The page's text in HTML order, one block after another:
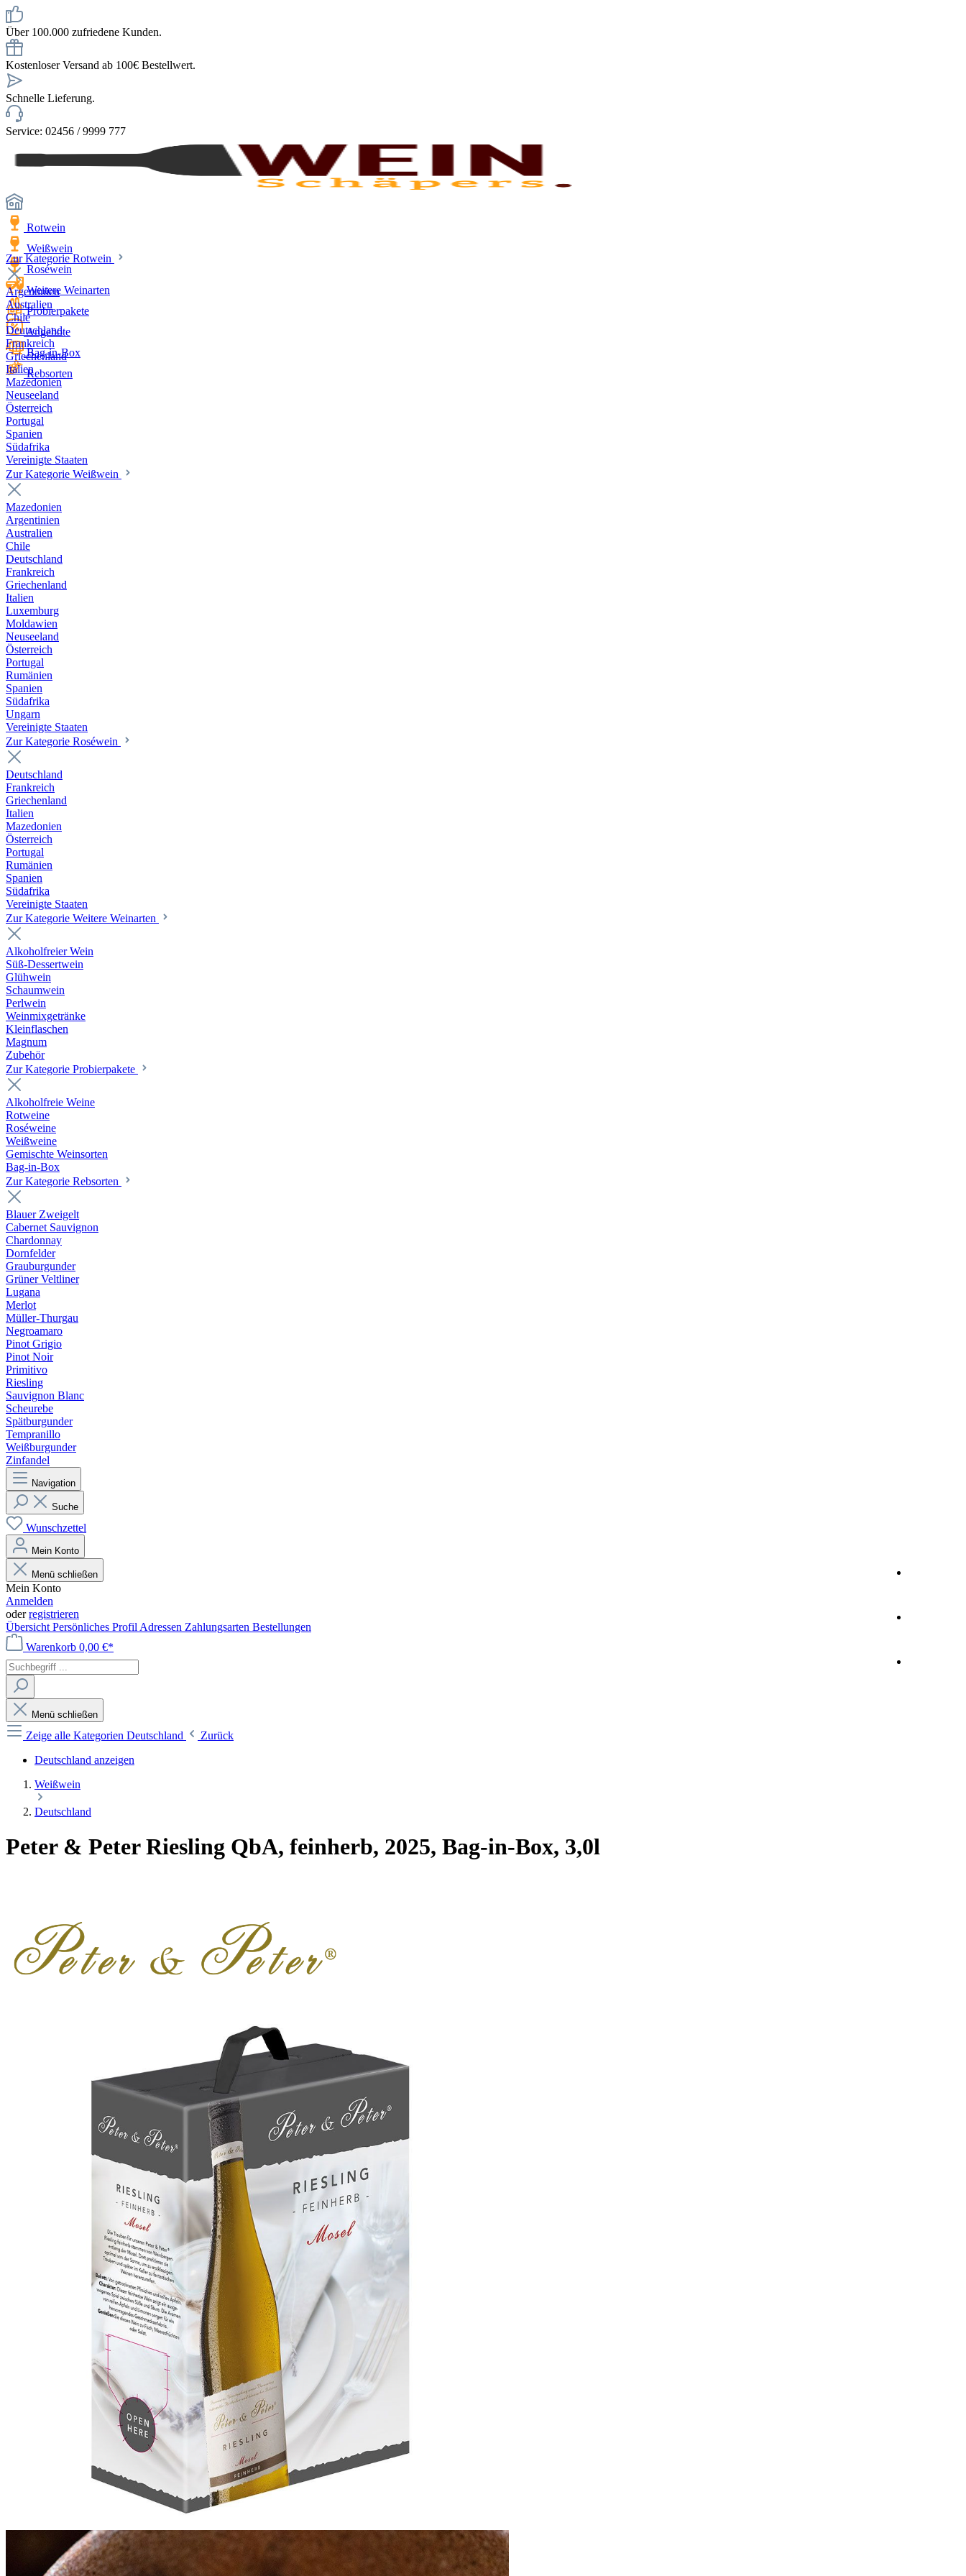
Über 100.000 zufriedene Kunden.
Kostenloser Versand ab 100€ Bestellwert.
Schnelle Lieferung.
Service: 02456 / 9999 777
Rotwein
Weißwein
Roséwein
Weitere Weinarten
Probierpakete
Angebote
Bag-in-Box
Rebsorten
Zur Kategorie Rotwein
Argentinien
Australien
Chile
Deutschland
Frankreich
Griechenland
Italien
Mazedonien
Neuseeland
Österreich
Portugal
Spanien
Südafrika
Vereinigte Staaten
Zur Kategorie Weißwein
Mazedonien
Argentinien
Australien
Chile
Deutschland
Frankreich
Griechenland
Italien
Luxemburg
Moldawien
Neuseeland
Österreich
Portugal
Rumänien
Spanien
Südafrika
Ungarn
Vereinigte Staaten
Zur Kategorie Roséwein
Deutschland
Frankreich
Griechenland
Italien
Mazedonien
Österreich
Portugal
Rumänien
Spanien
Südafrika
Vereinigte Staaten
Zur Kategorie Weitere Weinarten
Alkoholfreier Wein
Süß-Dessertwein
Glühwein
Schaumwein
Perlwein
Weinmixgetränke
Kleinflaschen
Magnum
Zubehör
Zur Kategorie Probierpakete
Alkoholfreie Weine
Rotweine
Roséweine
Weißweine
Gemischte Weinsorten
Bag-in-Box
Zur Kategorie Rebsorten
Blauer Zweigelt
Cabernet Sauvignon
Chardonnay
Dornfelder
Grauburgunder
Grüner Veltliner
Lugana
Merlot
Müller-Thurgau
Negroamaro
Pinot Grigio
Pinot Noir
Primitivo
Riesling
Sauvignon Blanc
Scheurebe
Spätburgunder
Tempranillo
Weißburgunder
Zinfandel
Navigation
Suche
Wunschzettel
Mein Konto
Menü schließen
Mein Konto
Anmelden
oderregistrieren
Übersicht Persönliches Profil Adressen Zahlungsarten Bestellungen
Warenkorb 0,00 €*
Menü schließen
Zeige alle Kategorien Deutschland
Zurück
Deutschland anzeigen
Weißwein
Deutschland
Peter & Peter Riesling QbA, feinherb, 2025, Bag-in-Box, 3,0l